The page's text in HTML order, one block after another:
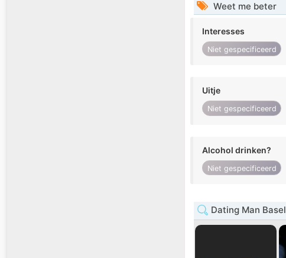
Weet me beter
Interesses
Niet gespecificeerd
Uitje
Niet gespecificeerd
Alcohol drinken?
Niet gespecificeerd
Dating Man Basel